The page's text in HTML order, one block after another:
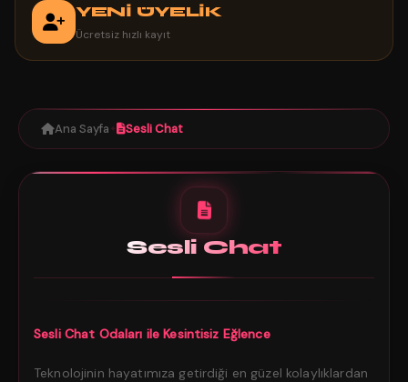
YENİ ÜYELİK
Ücretsiz hızlı kayıt
Ana Sayfa ✦ Sesli Chat
Sesli Chat
Sesli Chat Odaları ile Kesintisiz Eğlence
Teknolojinin hayatımıza getirdiği en güzel kolaylıklardan